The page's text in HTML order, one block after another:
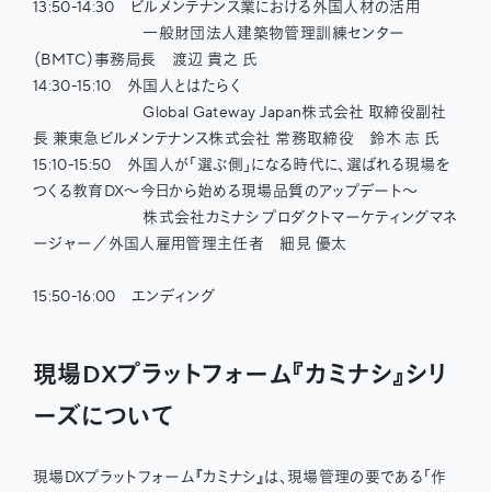
13:50-14:30 ビルメンテナンス業における外国人材の活用
一般財団法人建築物管理訓練センター
（BMTC）事務局長 渡辺 貴之 氏
14:30-15:10 外国人とはたらく
Global Gateway Japan株式会社 取締役副社
長 兼東急ビルメンテナンス株式会社 常務取締役 鈴木 志 氏
15:10-15:50 外国人が「選ぶ側」になる時代に、選ばれる現場を
つくる教育DX〜今日から始める現場品質のアップデート〜
株式会社カミナシ プロダクトマーケティングマネ
ージャー／外国人雇用管理主任者 細見 優太
15:50-16:00 エンディング
現場DXプラットフォーム『カミナシ』シリ
ーズについて
現場DXプラットフォーム『カミナシ』は、現場管理の要である「作